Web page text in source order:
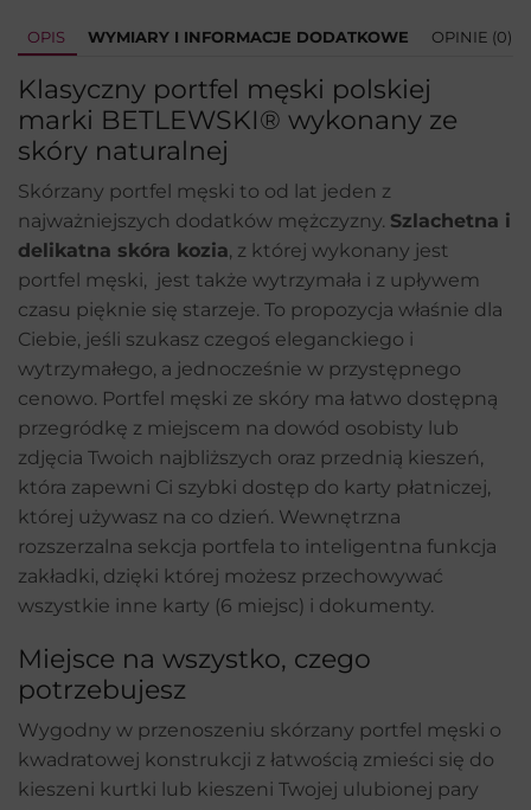
OPIS WYMIARY I INFORMACJE DODATKOWE OPINIE (0)
Klasyczny portfel męski polskiej
marki BETLEWSKI® wykonany ze
skóry naturalnej
Skórzany portfel męski to od lat jeden z
najważniejszych dodatków mężczyzny. Szlachetna i
delikatna skóra kozia, z której wykonany jest
portfel męski, jest także wytrzymała i z upływem
czasu pięknie się starzeje. To propozycja właśnie dla
Ciebie, jeśli szukasz czegoś eleganckiego i
wytrzymałego, a jednocześnie w przystępnego
cenowo. Portfel męski ze skóry ma łatwo dostępną
przegródkę z miejscem na dowód osobisty lub
zdjęcia Twoich najbliższych oraz przednią kieszeń,
która zapewni Ci szybki dostęp do karty płatniczej,
której używasz na co dzień. Wewnętrzna
rozszerzalna sekcja portfela to inteligentna funkcja
zakładki, dzięki której możesz przechowywać
wszystkie inne karty (6 miejsc) i dokumenty.
Miejsce na wszystko, czego
potrzebujesz
Wygodny w przenoszeniu skórzany portfel męski o
kwadratowej konstrukcji z łatwością zmieści się do
kieszeni kurtki lub kieszeni Twojej ulubionej pary